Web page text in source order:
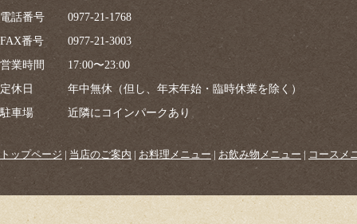
電話番号
0977-21-1768
FAX番号
0977-21-3003
営業時間
17:00〜23:00
定休日
年中無休（但し、年末年始・臨時休業を除く）
駐車場
近隣にコインパークあり
トップページ | 当店のご案内 | お料理メニュー | お飲み物メニュー | コースメ